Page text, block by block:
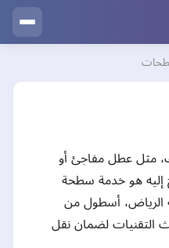
مثل عطل مفاجئ أو
إليه هو خدمة سطحة
الرياض، أسطول من
التقنيات لضمان نقل